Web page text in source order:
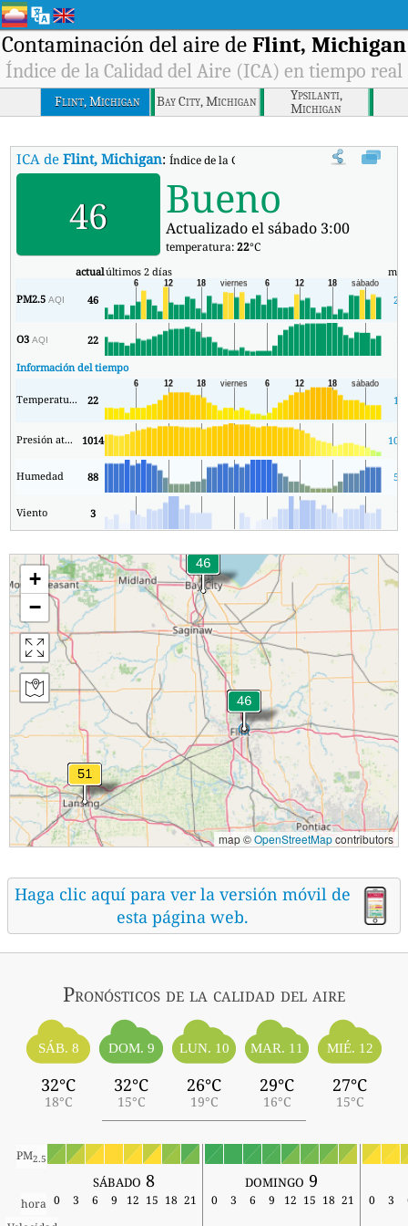
Contaminación del aire de Flint, Michigan
Índice de la Calidad del Aire (ICA) en tiempo real
Flint, Michigan Bay City, Michigan
Ypsilanti,
Michigan
ICA deFlint, Michigan:Índice de la Calidad del Aire (ICA) de Flint,
46 Bueno
Actualizado el sábado 3:00
temperatura:22°C
actualúltimos 2 días
PM2.5AQI 46 22
O3AQI 22
1
Información del tiempo
Temperatura. 22 18
Presión atmosférica 1014
Humedad 88 54
Viento 3 1
+
−
map ©OpenStreetMapcontributors
Haga clic aquí para ver la versión móvil de
esta página web.
Pronósticos de la calidad del aire
SÁB. 8
32°C
18°C
DOM. 9
32°C
15°C
LUN. 10
26°C
19°C
MAR. 11
29°C
16°C
MIÉ. 12
27°C
15°C
PM2.5
sábado 8 domingo 9
hora 0 3 6 9 12 15 18 21 0 3 6 9 12 15 18 21 0 3